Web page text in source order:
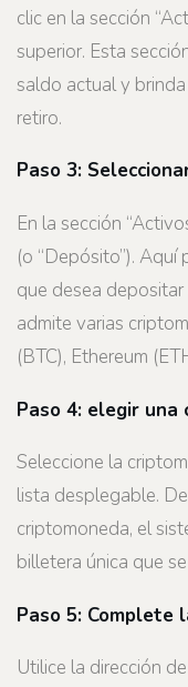
clic en la sección
superior. Esta
saldo actual y
retiro.
Paso 3:
En la sección
(o “Depósito”).
que desea
admite varias
(BTC), Ethereum
Paso 4: elegir
Seleccione la
lista desplegable.
criptomoneda, el
billetera única que
Paso 5: Complete
Utilice la dirección